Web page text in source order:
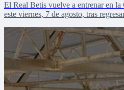
El Real Betis vuelve a entrenar en
este viernes, 7 de agosto, tras